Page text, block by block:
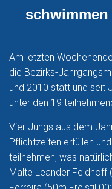
Am letzten
die Bezirks-
und 2010 statt und seit
unter den 19
Vier Jungs aus dem
Pflichtzeiten erfüllen
teilnehmen, was
Malte Leander Feldhoff